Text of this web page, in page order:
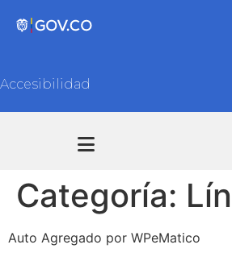
Accesibilidad
Categoría:
Auto Agregado por WPeMatico